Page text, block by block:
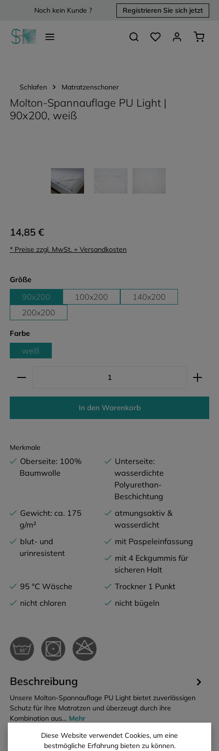
springenNoch kein Kunde ? Registrieren Sie sich jetzt
Du hast 0 Produkte
Schlafen Matratzenschoner
Molton-Spannauflage PU Light |
90x200, weiß
14,85 €
* Preise zzgl. MwSt. + Versandkosten
Größeauswählen
90x200 100x200
140x200
200x200
Farbeauswählen
weiß
Produkt Anzahl: Gib den gewünschten Wert ein
In den Warenkorb
Merkmale
Oberseite: 100%
Baumwolle
Unterseite:
wasserdichte
Polyurethan-
Beschichtung
Gewicht: ca. 175
g/m²
atmungsaktiv &
wasserdicht
blut- und
urinresistent
mit Paspeleinfassung
mit 4 Eckgummis für
sicheren Halt
95 °C Wäsche
Trockner 1 Punkt
nicht chloren
nicht bügeln
Beschreibung
Unsere Molton-Spannauflage PU Light bietet zuverlässigen
Schutz für Ihre Matratzen und überzeugt durch ihre
Kombination aus… Mehr
Eigenschaften
Diese Website verwendet Cookies, um eine
bestmögliche Erfahrung bieten zu können.